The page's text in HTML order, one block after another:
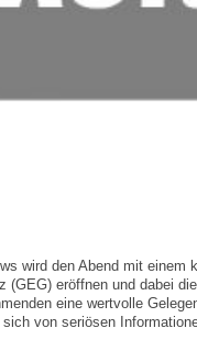
wird den Abend mit einem
(GEG) eröffnen und dabei
eine wertvolle
von seriösen